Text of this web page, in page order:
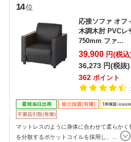
14位
応接ソファ オフ
木調木肘 PVCレ
750mm ファ...
39,900円(税込
36,273円(税抜)
362 ポイント
マットレスのように身体に合わせて柔らか
を分散するポケットコイルを採用し、